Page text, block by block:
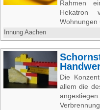
Rahmen
Hekatron
Wohnungen
Innung Aachen
Die
allem die